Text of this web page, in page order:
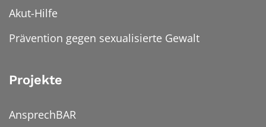
Akut-Hilfe
Prävention gegen sexualisierte Gewalt
Projekte
AnsprechBAR